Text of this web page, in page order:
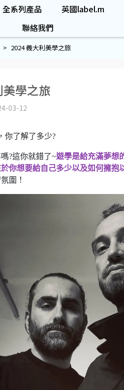
全系列產品 英國label.m
聯絡我們
2024 義大利美學之旅
學之旅
03-12
你了解了多少?
?這你就錯了~遊學是給充滿夢想
你想要給自己多少以及如何擁抱
圍！